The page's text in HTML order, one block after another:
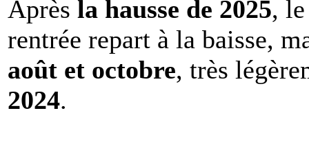
Après la hausse de 2025,
rentrée repart à la baisse,
août et octobre, très
2024.